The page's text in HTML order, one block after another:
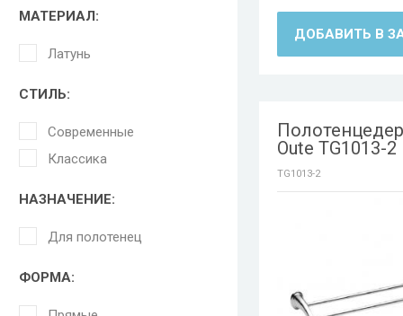
МАТЕРИАЛ:
Латунь
СТИЛЬ:
Современные
Классика
НАЗНАЧЕНИЕ:
Для полотенец
ФОРМА:
ДОБАВИТЬ В
Oute TG1013-2
TG1013-2